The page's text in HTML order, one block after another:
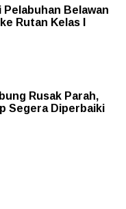
Pelabuhan Belawan
Rutan Kelas I
Rusak Parah,
Segera Diperbaiki